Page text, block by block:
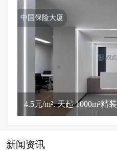
中国保险大厦
4.5元/m². 天起 1000m²精装
新闻资讯